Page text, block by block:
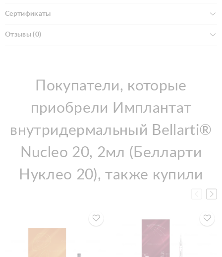
Сертификаты
Отзывы (0)
Покупатели, которые
приобрели Имплантат
внутридермальный Bellarti®
Nucleo 20, 2мл (Белларти
Нуклео 20), также купили